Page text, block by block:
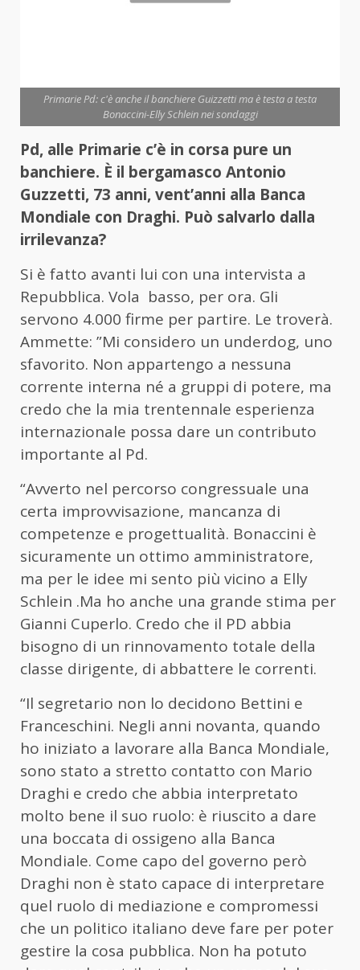
Primarie Pd: c'è anche il banchiere Guizzetti ma è testa a testa
Bonaccini-Elly Schlein nei sondaggi
Pd, alle Primarie c’è in corsa pure un
banchiere. È il bergamasco Antonio
Guzzetti, 73 anni, vent’anni alla Banca
Mondiale con Draghi. Può salvarlo dalla
irrilevanza?
Si è fatto avanti lui con una intervista a
Repubblica. Vola basso, per ora. Gli
servono 4.000 firme per partire. Le troverà.
Ammette: ”Mi considero un underdog, uno
sfavorito. Non appartengo a nessuna
corrente interna né a gruppi di potere, ma
credo che la mia trentennale esperienza
internazionale possa dare un contributo
importante al Pd.
“Avverto nel percorso congressuale una
certa improvvisazione, mancanza di
competenze e progettualità. Bonaccini è
sicuramente un ottimo amministratore,
ma per le idee mi sento più vicino a Elly
Schlein .Ma ho anche una grande stima per
Gianni Cuperlo. Credo che il PD abbia
bisogno di un rinnovamento totale della
classe dirigente, di abbattere le correnti.
“Il segretario non lo decidono Bettini e
Franceschini. Negli anni novanta, quando
ho iniziato a lavorare alla Banca Mondiale,
sono stato a stretto contatto con Mario
Draghi e credo che abbia interpretato
molto bene il suo ruolo: è riuscito a dare
una boccata di ossigeno alla Banca
Mondiale. Come capo del governo però
Draghi non è stato capace di interpretare
quel ruolo di mediazione e compromessi
che un politico italiano deve fare per poter
gestire la cosa pubblica. Non ha potuto